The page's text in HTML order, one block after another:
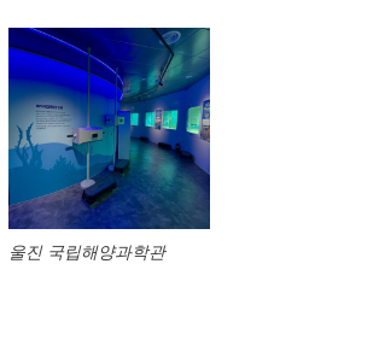
울진 국립해양과학관